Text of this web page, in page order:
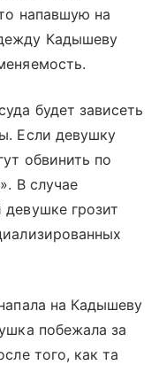
напавшую на
Кадышеву
будет зависеть
Если девушку
обвинить по
В случае
грозит
на Кадышеву
побежала за
того, как та